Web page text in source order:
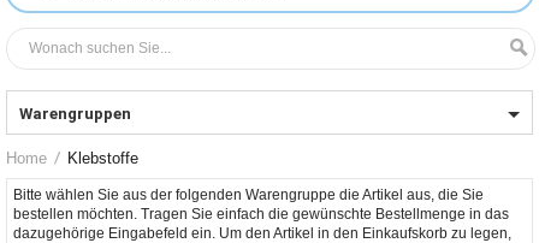
Warengruppen
Home Klebstoffe
Bitte wählen Sie aus der folgenden Warengruppe die Artikel aus, die Sie
bestellen möchten. Tragen Sie einfach die gewünschte Bestellmenge in das
dazugehörige Eingabefeld ein. Um den Artikel in den Einkaufskorb zu legen,